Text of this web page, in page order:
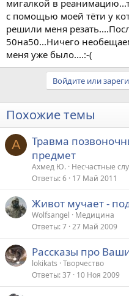
мигалкой в
с помощью моей тёти у
решили меня
50на50...Ничего
меня уже было....:-(
Войдите или
Похожие темы
А
Травма
предмет
Ахмед Ю. Несчастные
Ответы 6 17 Май 2011
Живот мучает -
Wolfsangel
Медицина
Ответы 7 27 Май 2009
Рассказы про
lokikats Творчество
Ответы 37 10 Ноя 2009